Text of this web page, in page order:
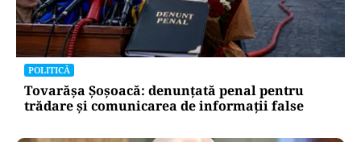
POLITICĂ
Un lider USR îl critică dur pe Ilie Bolojan: Un
liberal nu crește taxele